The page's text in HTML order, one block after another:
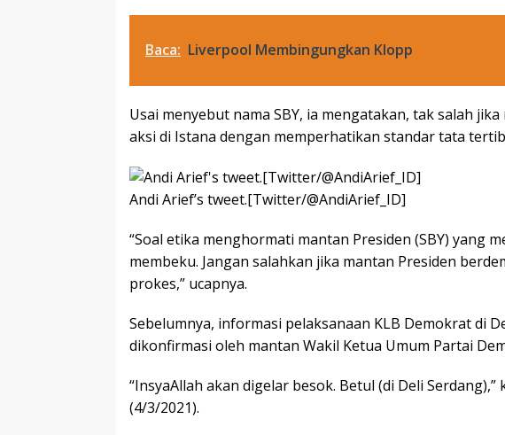
Baca: Liverpool Membingungkan Klopp
Usai menyebut nama SBY, ia mengatakan, tak salah
aksi di Istana dengan memperhatikan standar tata
Andi Arief’s tweet.[Twitter/@AndiArief_ID]
“Soal etika menghormati mantan Presiden (SBY) yang
membeku. Jangan salahkan jika mantan Presiden
prokes,” ucapnya.
Sebelumnya, informasi pelaksanaan KLB Demokrat di
dikonfirmasi oleh mantan Wakil Ketua Umum Partai
“InsyaAllah akan digelar besok. Betul (di Deli
(4/3/2021).